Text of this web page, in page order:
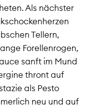
Als nächster
Tellern,
Forellenrogen,
sanft im Mund
thront auf
als Pesto
neu und auf